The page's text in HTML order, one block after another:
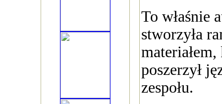
To właśnie
stworzyła
poszerzył
zespołu.